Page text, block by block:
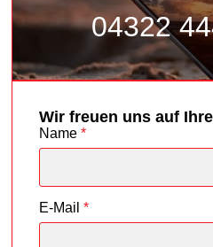
04322
Wir freuen uns auf
Name *
E-Mail *